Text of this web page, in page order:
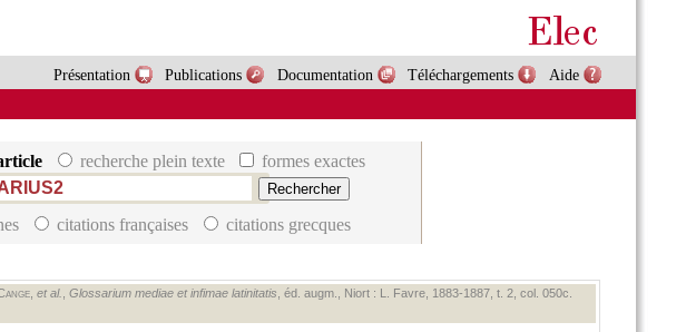
Aide
Téléchargements
Documentation
Publications
Présentation
recherche plein texte formes exactes
citations françaises citations grecques
, et al. Glossarium mediae et infimae latinitatis , éd. augm., Niort : L. Favre, 1883‑1887, t. 2, col. 050c.